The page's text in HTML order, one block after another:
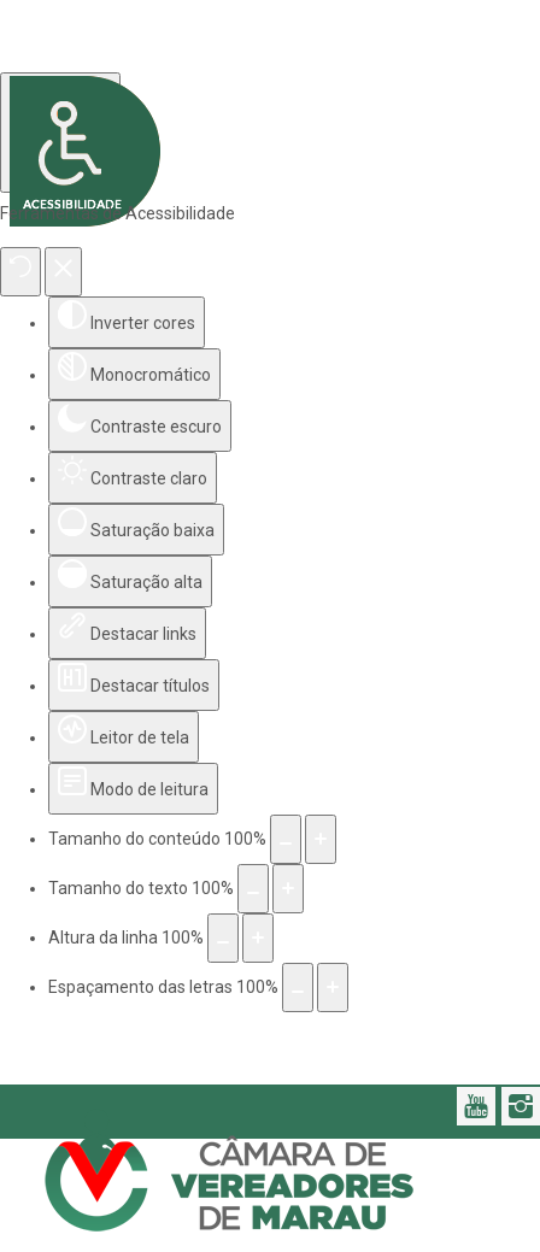
Ferramentas de Acessibilidade
Inverter cores
Monocromático
Contraste escuro
Contraste claro
Saturação baixa
Saturação alta
Destacar links
Destacar títulos
Leitor de tela
Modo de leitura
Tamanho do conteúdo 100%
Tamanho do texto 100%
Altura da linha 100%
Espaçamento das letras 100%